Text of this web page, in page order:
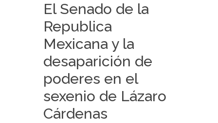
El Senado de la
Republica
Mexicana y la
desaparición de
poderes en el
sexenio de Lázaro
Cárdenas